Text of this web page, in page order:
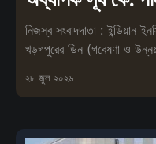
নিজস্ব সংবাদদাতা : ইন্ডিয়ান
খড়গপুরের ডিন (গবেষণা ও
২৮ জুল ২০২৬